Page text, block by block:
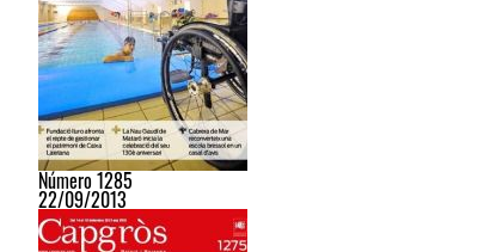
Número 1285
22/09/2013